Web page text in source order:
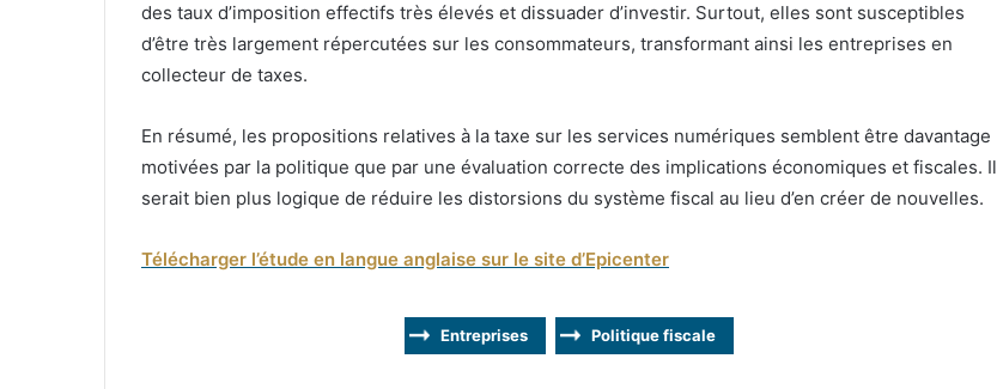
des taux d’imposition effectifs très élevés et dissuader d’investir. Surtout, elles sont susceptibles
d’être très largement répercutées sur les consommateurs, transformant ainsi les entreprises en
collecteur de taxes.
En résumé, les propositions relatives à la taxe sur les services numériques semblent être davantage
motivées par la politique que par une évaluation correcte des implications économiques et fiscales. Il
serait bien plus logique de réduire les distorsions du système fiscal au lieu d’en créer de nouvelles.
Télécharger l’étude en langue anglaise sur le site d’Epicenter
Entreprises Politique fiscale